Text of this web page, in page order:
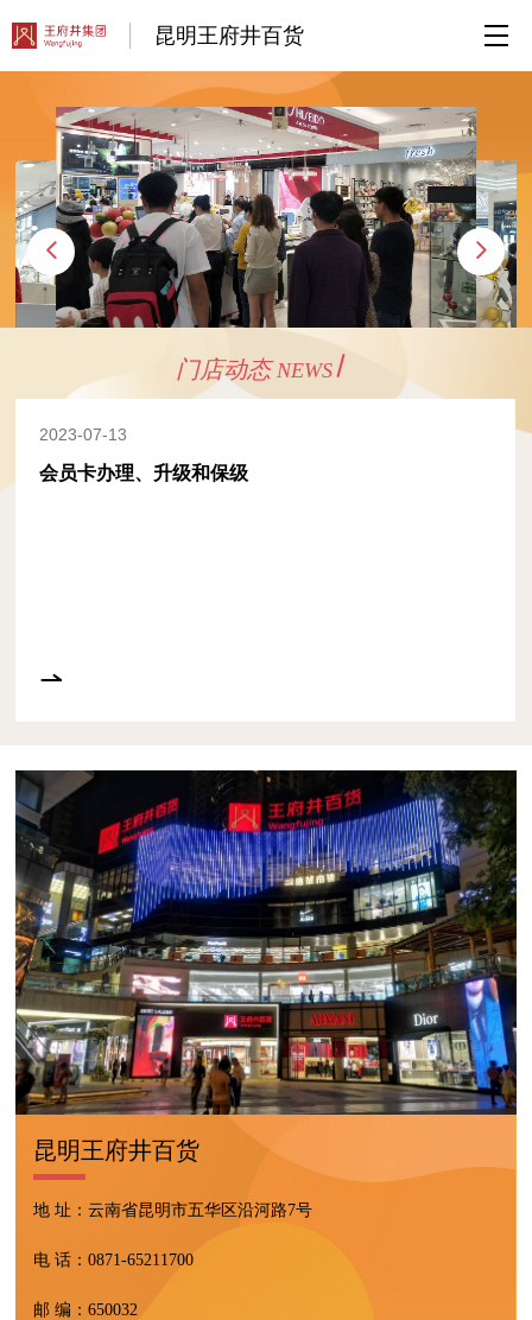
昆明王府井百货
门店动态NEWS
2023-07-13
会员卡办理、升级和保级
昆明王府井百货
地 址：云南省昆明市五华区沿河路7号
电 话：0871-65211700
邮 编：650032